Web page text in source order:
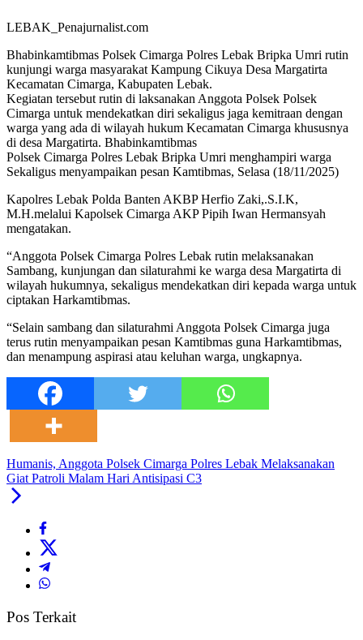
LEBAK_Penajurnalist.com
Bhabinkamtibmas Polsek Cimarga Polres Lebak Bripka Umri rutin
kunjungi warga masyarakat Kampung Cikuya Desa Margatirta
Kecamatan Cimarga, Kabupaten Lebak.
Kegiatan tersebut rutin di laksanakan Anggota Polsek Polsek
Cimarga untuk mendekatkan diri sekaligus jaga kemitraan dengan
warga yang ada di wilayah hukum Kecamatan Cimarga khususnya
di desa Margatirta. Bhabinkamtibmas
Polsek Cimarga Polres Lebak Bripka Umri menghampiri warga
Sekaligus menyampaikan pesan Kamtibmas, Selasa (18/11/2025)
Kapolres Lebak Polda Banten AKBP Herfio Zaki,.S.I.K,
M.H.melalui Kapolsek Cimarga AKP Pipih Iwan Hermansyah
mengatakan.
“Anggota Polsek Cimarga Polres Lebak rutin melaksanakan
Sambang, kunjungan dan silaturahmi ke warga desa Margatirta di
wilayah hukumnya, sekaligus mendekatkan diri kepada warga untuk
ciptakan Harkamtibmas.
“Selain sambang dan silaturahmi Anggota Polsek Cimarga juga
terus rutin menyampaikan pesan Kamtibmas guna Harkamtibmas,
dan menampung aspirasi atau keluhan warga, ungkapnya.
Humanis, Anggota Polsek Cimarga Polres Lebak Melaksanakan
Giat Patroli Malam Hari Antisipasi C3
Pos Terkait